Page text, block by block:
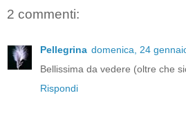
2 commenti:
Pellegrina domenica, 24
Bellissima da vedere (oltre che
Rispondi